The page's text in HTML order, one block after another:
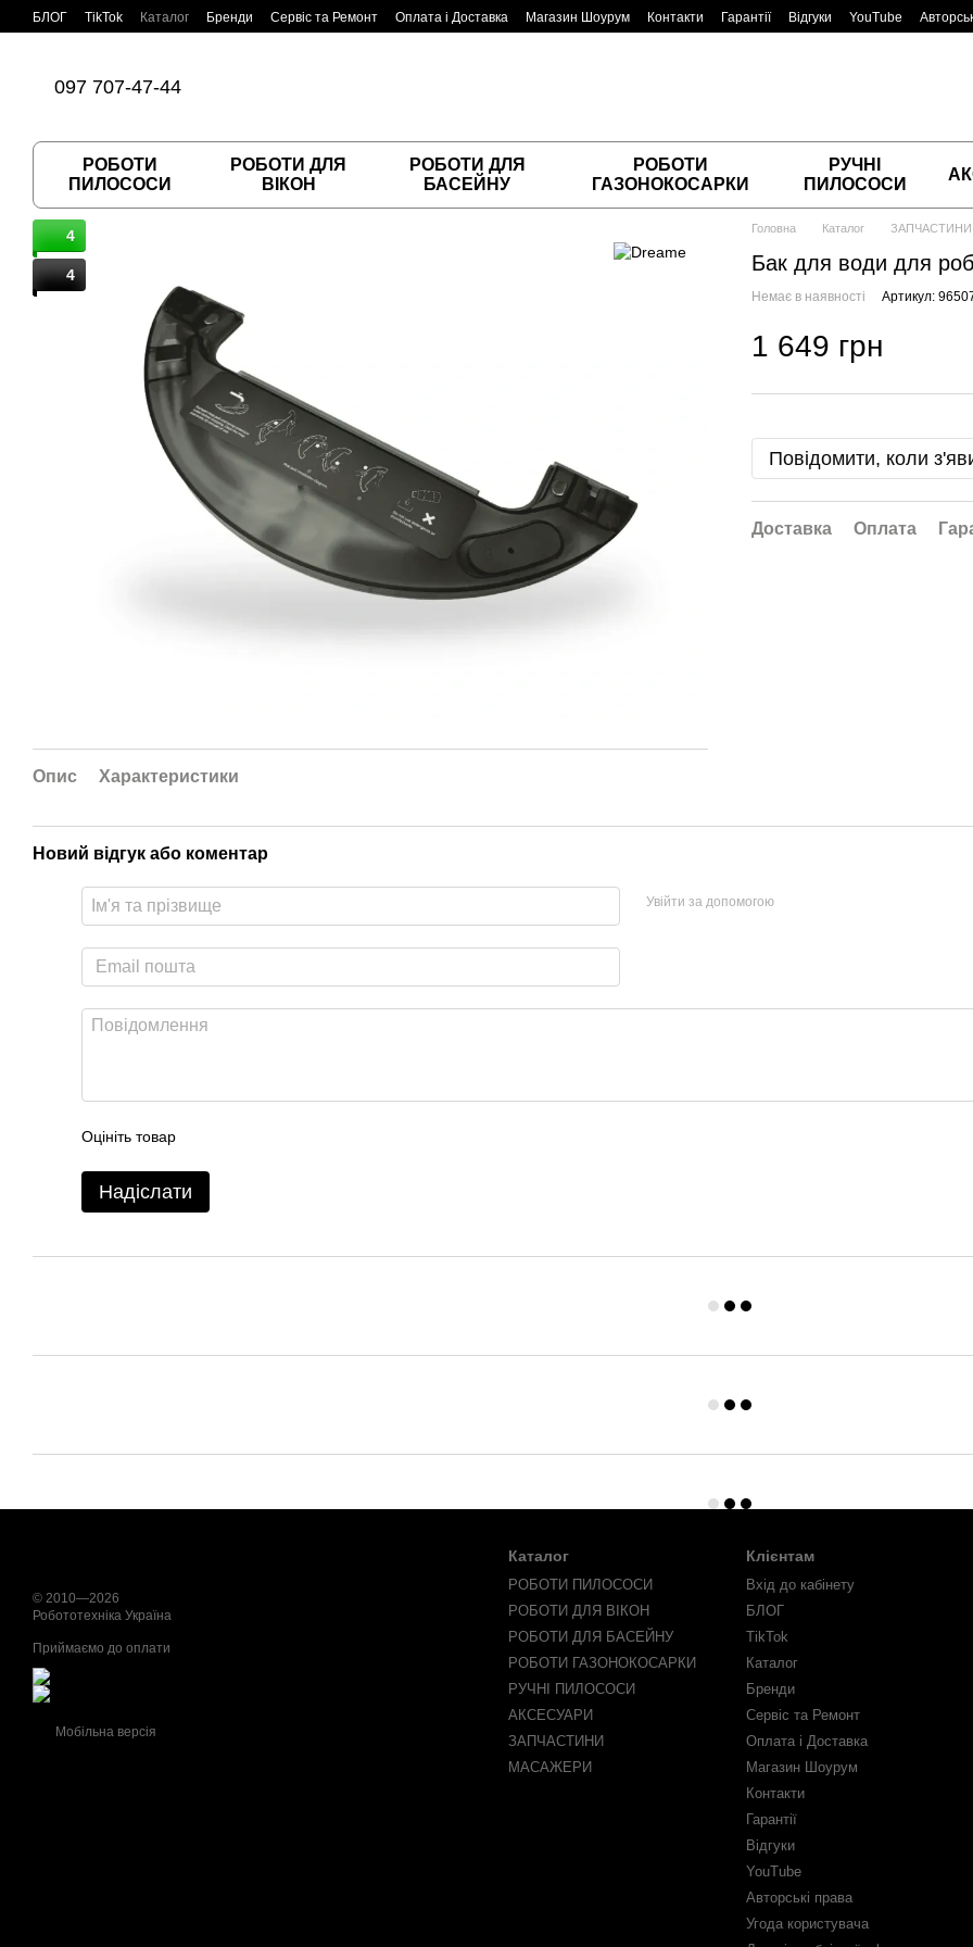
Перейти до основного контенту
БЛОГ TikTok Каталог Бренди Сервіс та Ремонт Оплата і Доставка Магазин Шоурум Контакти Гарантії Відгуки YouTube
097 707-47-44
РОБОТИ
ПИЛОСОСИ
РОБОТИ ДЛЯ
ВІКОН
РОБОТИ ДЛЯ
БАСЕЙНУ
РОБОТИ
ГАЗОНОКОСАРКИ
РУЧНІ
ПИЛОСОСИ
4
4
Опис Характеристики
Головна Каталог ЗАПЧАСТИНИ
Бак для води для
Немає в наявності Артикул:
1 649 грн
Повідомити, коли
Доставка Оплата
Новий відгук або коментар
Увійти за допомогою
Оцініть товар
Надіслати
© 2010—2026
Робототехніка Україна
Приймаємо до оплати
Мобільна версія
Каталог
РОБОТИ ПИЛОСОСИ
РОБОТИ ДЛЯ ВІКОН
РОБОТИ ДЛЯ БАСЕЙНУ
РОБОТИ ГАЗОНОКОСАРКИ
РУЧНІ ПИЛОСОСИ
АКСЕСУАРИ
ЗАПЧАСТИНИ
МАСАЖЕРИ
Клієнтам
Вхід до кабінету
БЛОГ
TikTok
Каталог
Бренди
Сервіс та Ремонт
Оплата і Доставка
Магазин Шоурум
Контакти
Гарантії
Відгуки
YouTube
Авторські права
Угода користувача